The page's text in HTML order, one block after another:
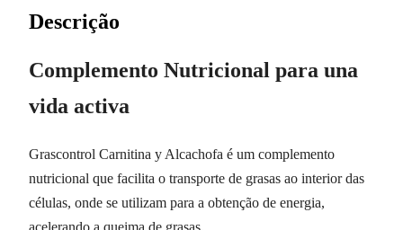
Descrição
Complemento Nutricional para una
vida activa
Grascontrol Carnitina y Alcachofa é um complemento
nutricional que facilita o transporte de grasas ao interior das
células, onde se utilizam para a obtenção de energia,
acelerando a queima de grasas.